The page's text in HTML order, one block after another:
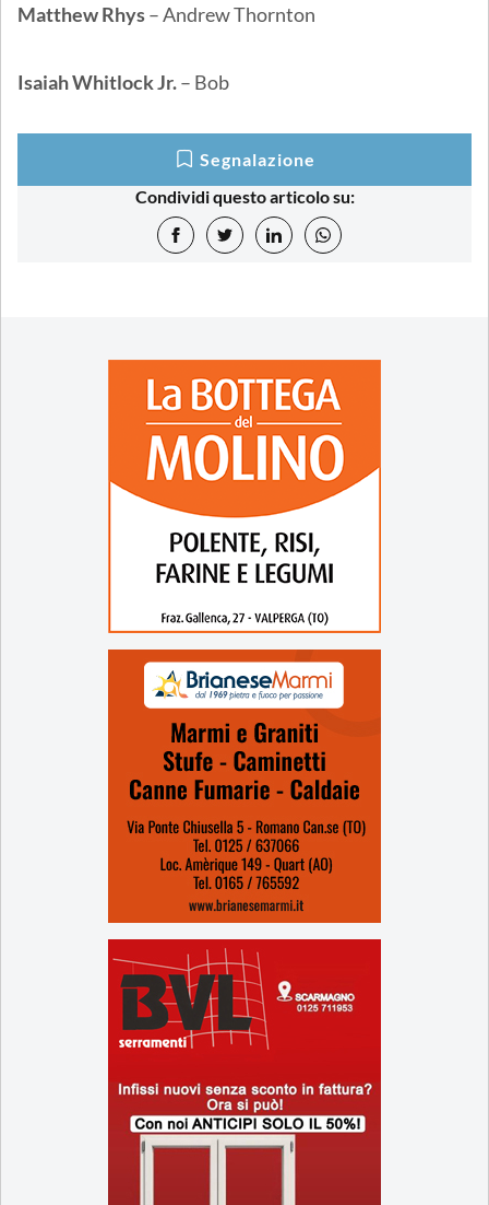
Matthew Rhys– Andrew Thornton
Isaiah Whitlock Jr.– Bob
Segnalazione
Condividi questo articolo su: